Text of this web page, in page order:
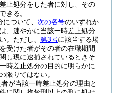
止処分をした者に対し、その
きる。
ついて、 次の各号のいずれか
、速やかに当該一時差止処分
。 ただし、 第3号に該当する場
受けた者がその者の在職期間
し現に逮捕されているときそ
時差止処分の目的に明らかに
限りではない。
が当該一時差止処分の理由と